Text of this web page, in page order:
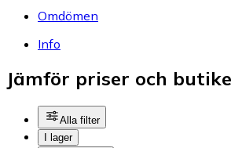
Omdömen
Info
Jämför priser och
Alla filter
I lager